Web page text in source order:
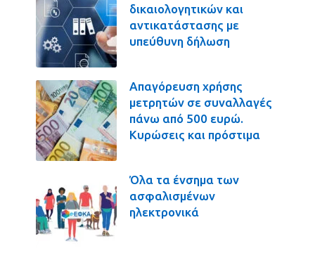
δικαιολογητικών και
αντικατάστασης με
υπεύθυνη δήλωση
Απαγόρευση χρήσης
μετρητών σε συναλλαγές
πάνω από 500 ευρώ.
Κυρώσεις και πρόστιμα
Όλα τα ένσημα των
ασφαλισμένων
ηλεκτρονικά